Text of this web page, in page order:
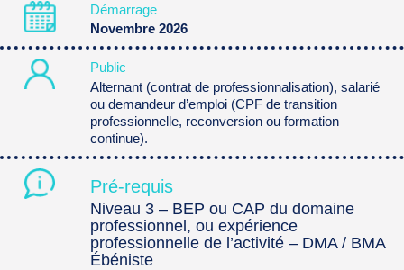
Démarrage
Novembre 2026
Public
Alternant (contrat de professionnalisation), salarié
ou demandeur d’emploi (CPF de transition
professionnelle, reconversion ou formation
continue).
Pré-requis
Niveau 3 – BEP ou CAP du domaine
professionnel, ou expérience
professionnelle de l’activité – DMA / BMA
Ébéniste